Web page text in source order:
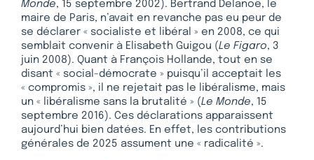
Monde, 15 septembre 2002). Bertrand Delanoë, le
maire de Paris, n’avait en revanche pas eu peur de
se déclarer « socialiste et libéral » en 2008, ce qui
semblait convenir à Elisabeth Guigou (Le Figaro, 3
juin 2008). Quant à François Hollande, tout en se
disant « social-démocrate » puisqu’il acceptait les
« compromis », il ne rejetait pas le libéralisme, mais
un « libéralisme sans la brutalité » (Le Monde, 15
septembre 2016). Ces déclarations apparaissent
aujourd’hui bien datées. En effet, les contributions
générales de 2025 assument une « radicalité ».